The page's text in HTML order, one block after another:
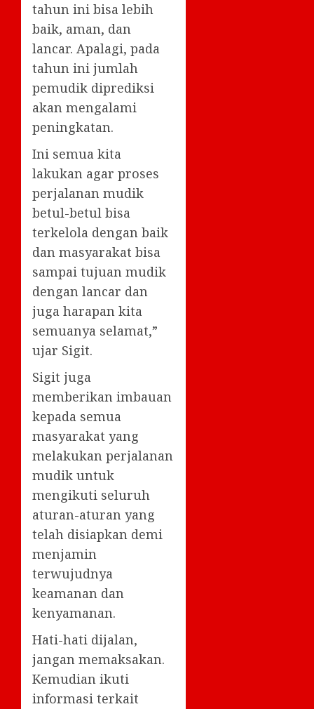
tahun ini bisa lebih
baik, aman, dan
lancar. Apalagi, pada
tahun ini jumlah
pemudik diprediksi
akan mengalami
peningkatan.
Ini semua kita
lakukan agar proses
perjalanan mudik
betul-betul bisa
terkelola dengan baik
dan masyarakat bisa
sampai tujuan mudik
dengan lancar dan
juga harapan kita
semuanya selamat,”
ujar Sigit.
Sigit juga
memberikan imbauan
kepada semua
masyarakat yang
melakukan perjalanan
mudik untuk
mengikuti seluruh
aturan-aturan yang
telah disiapkan demi
menjamin
terwujudnya
keamanan dan
kenyamanan.
Hati-hati dijalan,
jangan memaksakan.
Kemudian ikuti
informasi terkait